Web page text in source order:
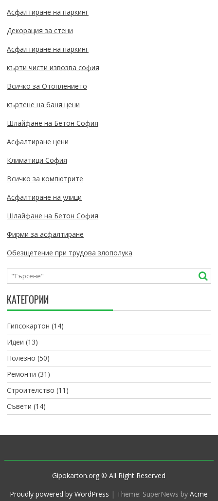
Асфалтиране на паркинг
Декорация за стени
Асфалтиране на паркинг
кърти чисти извозва софия
Всичко за Отоплението
къртене на баня цени
Шлайфане на Бетон София
Асфалтиране цени
Климатици София
Всичко за компютрите
Асфалтиране на улици
Шлайфане на Бетон София
Фирми за асфалтиране
Обезщетение при трудова злополука
КАТЕГОРИИ
Гипсокартон (14)
Идеи (13)
Полезно (50)
Ремонти (31)
Строителство (11)
Съвети (14)
Gipokarton.org © All Right Reserved
Proudly powered by WordPress | Theme: SuperNews byAcme